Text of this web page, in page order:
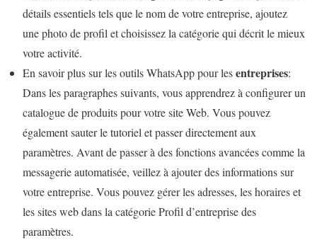
détails essentiels tels que le nom de votre entreprise, ajoutez
une photo de profil et choisissez la catégorie qui décrit le mieux
votre activité.
En savoir plus sur les outils WhatsApp pour lesentreprises:
Dans les paragraphes suivants, vous apprendrez à configurer un
catalogue de produits pour votre site Web. Vous pouvez
également sauter le tutoriel et passer directement aux
paramètres. Avant de passer à des fonctions avancées comme la
messagerie automatisée, veillez à ajouter des informations sur
votre entreprise. Vous pouvez gérer les adresses, les horaires et
les sites web dans la catégorie Profil d’entreprise des
paramètres.